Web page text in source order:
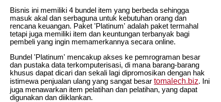
Bisnis ini memiliki 4 bundel item yang berbeda sehingga
masuk akal dan serbaguna untuk kebutuhan orang dan
rencana keuangan. Paket 'Platinum' adalah paket termahal
tetapi juga memiliki item dan keuntungan terbanyak bagi
pembeli yang ingin memamerkannya secara online.
Bundel 'Platinum' mencakup akses ke pemrograman besar
dan pustaka data terkomputerisasi, di mana barang-barang
khusus dapat dicari dan sekali lagi dipromosikan dengan hak
istimewa penjualan ulang yang sangat besar tomalech.biz. Ini
juga menawarkan item pelatihan dan pelatihan, yang dapat
digunakan dan diiklankan.